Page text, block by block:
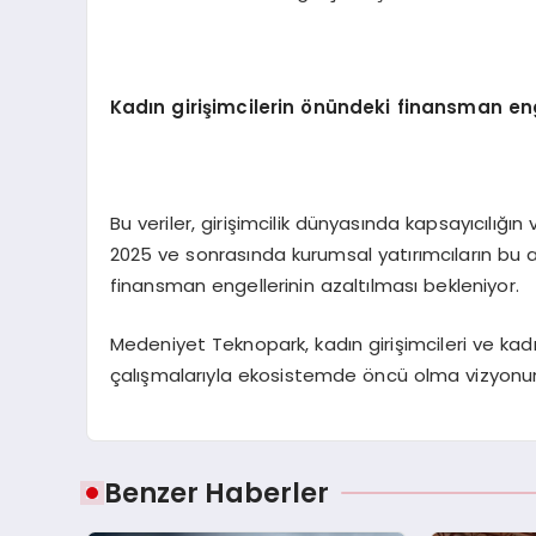
Kadın girişimcilerin önündeki finansman
Bu veriler, girişimcilik dünyasında
2025 ve sonrasında kurumsal yatırımcıların
finansman engellerinin azaltılması bekleniyor.
Medeniyet Teknopark, kadın girişimcileri ve
çalışmalarıyla ekosistemde öncü olma
Benzer Haberler